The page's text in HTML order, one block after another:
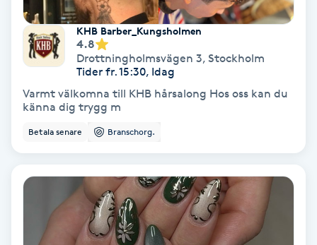
Taktil massage
Tandblekning
Tandläkare
Tatueringsborttagning
KHB Barber_Kungsholmen
4.8
Drottningholmsvägen 3, Stockholm
Tider fr. 15:30, Idag
Varmt välkomna till KHB hårsalong Hos oss kan du
känna dig trygg m
Betala senare Branschorg.